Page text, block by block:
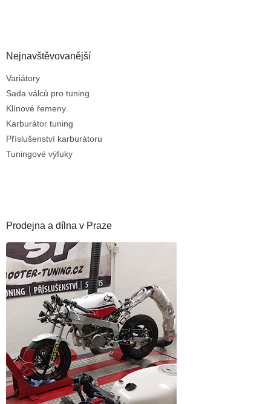
Nejnavštěvovanější
Variátory
Sada válců pro tuning
Klínové řemeny
Karburátor tuning
Příslušenství karburátoru
Tuningové výfuky
Prodejna a dílna v Praze